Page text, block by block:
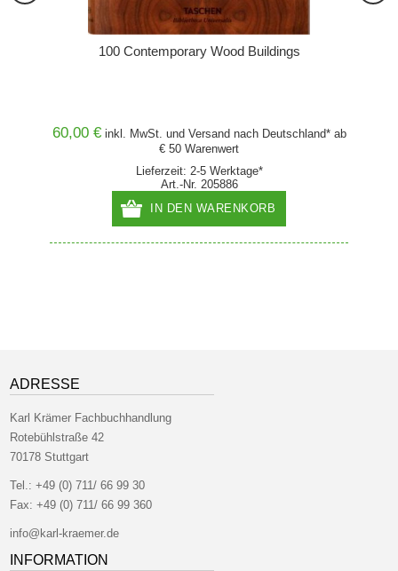
100 Contemporary Wood Buildings
60,00 € inkl. MwSt. und Versandnach Deutschland* ab
€ 50 Warenwert
Lieferzeit: 2-5 Werktage*
Art.-Nr. 205886
IN DEN WARENKORB
ADRESSE
Karl Krämer Fachbuchhandlung
Rotebühlstraße 42
70178 Stuttgart
Tel.:+49 (0) 711/ 66 99 30
Fax: +49 (0) 711/ 66 99 360
info@karl-kraemer.de
INFORMATION